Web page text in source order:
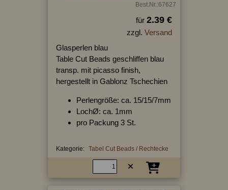
Best.Nr.:67627
für 2.39 €
zzgl. Versand
Glasperlen blau
Table Cut Beads geschliffen blau
transp. mit picasso finish,
hergestellt in Gablonz Tschechien
Perlengröße: ca. 15/15/7mm
LochØ: ca. 1mm
pro Packung 3 St.
Kategorie: Tabel Cut Beads / Rechtecke